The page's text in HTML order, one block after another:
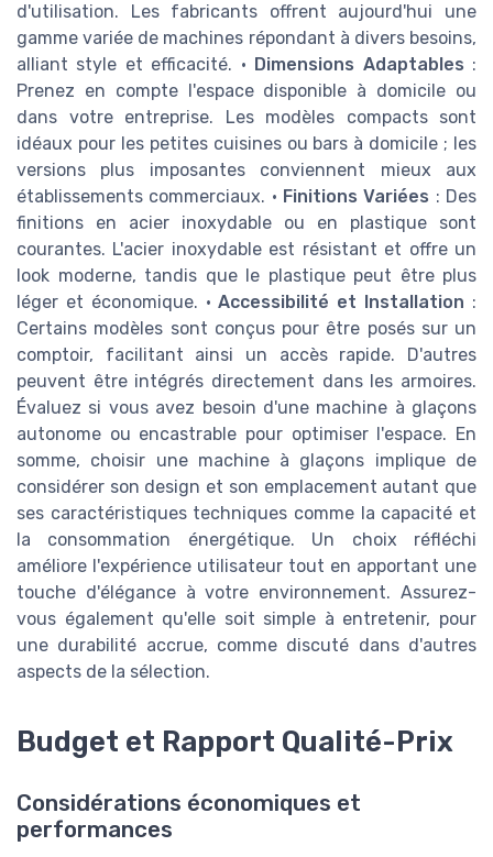
d'utilisation. Les fabricants offrent aujourd'hui une
gamme variée de machines répondant à divers besoins,
alliant style et efficacité. • Dimensions Adaptables :
Prenez en compte l'espace disponible à domicile ou
dans votre entreprise. Les modèles compacts sont
idéaux pour les petites cuisines ou bars à domicile ; les
versions plus imposantes conviennent mieux aux
établissements commerciaux. • Finitions Variées : Des
finitions en acier inoxydable ou en plastique sont
courantes. L'acier inoxydable est résistant et offre un
look moderne, tandis que le plastique peut être plus
léger et économique. •Accessibilité et Installation :
Certains modèles sont conçus pour être posés sur un
comptoir, facilitant ainsi un accès rapide. D'autres
peuvent être intégrés directement dans les armoires.
Évaluez si vous avez besoin d'une machine à glaçons
autonome ou encastrable pour optimiser l'espace. En
somme, choisir une machine à glaçons implique de
considérer son design et son emplacement autant que
ses caractéristiques techniques comme la capacité et
la consommation énergétique. Un choix réfléchi
améliore l'expérience utilisateur tout en apportant une
touche d'élégance à votre environnement. Assurez-
vous également qu'elle soit simple à entretenir, pour
une durabilité accrue, comme discuté dans d'autres
aspects de la sélection.
Budget et Rapport Qualité-Prix
Considérations économiques et
performances